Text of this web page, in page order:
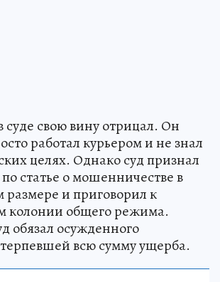
свою вину отрицал. Он
работал курьером и не знал
целях. Однако суд признал
статье о мошенничестве в
размере и приговорил к
колонии общего режима.
обязал осужденного
всю сумму ущерба.